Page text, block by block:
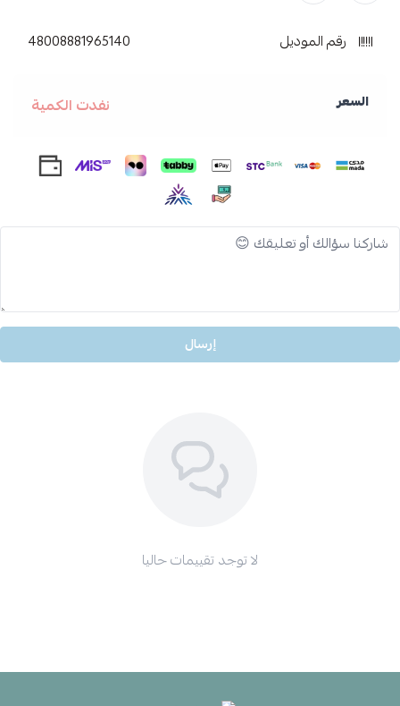
رقم الموديل 48008881965140
السعر نفدت الكمية
إرسال
لا توجد تقييمات حاليا